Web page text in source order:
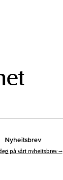
Nyheitsbrev
på vårt nyheitsbrev →